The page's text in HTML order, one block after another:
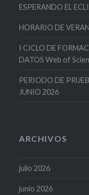
ESPERANDO EL
HORARIO DE
I CICLO DE
DATOS Web of
PERIODO DE
JUNIO 2026
ARCHIVOS
julio 2026
junio 2026